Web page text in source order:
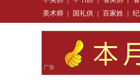
美术师| 国礼供| 百家姓 |
广告